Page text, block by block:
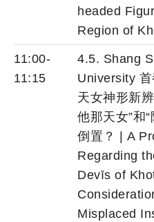
headed
Region of
11:00-
11:15
4.5. Shang
University
天女神形新
他那天女”和
倒置？ | A
Regarding
Devīs of
Misplaced